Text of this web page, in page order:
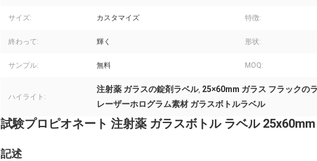
サイズ: カスタマイズ 特徴:
終わって: 輝く 形状:
サンプル: 無料 MOQ:
ハイライト:
注射薬 ガラスの錠剤ラベル, 25×60mm ガラス フラックの
レーザーホログラム素材 ガラスボトルラベル
試験プロピオネート 注射薬 ガラスボトル ラベル
記述